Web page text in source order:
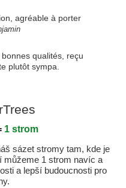
agréable à porter
qualités, reçu
plutôt sympa.
1 strom
sázet stromy tam, kde je
můžeme 1 strom navíc a
a lepší budoucnosti pro